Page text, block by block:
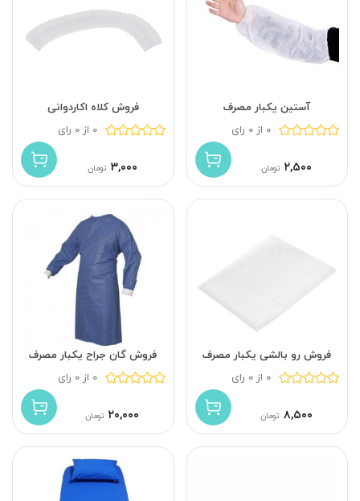
آستین یکبار مصرف
0 از 0 رای
۲,۵۰۰ تومان
فروش کلاه اکاردوانی
0 از 0 رای
۳,۰۰۰ تومان
فروش رو بالشی یکبار مصرف
0 از 0 رای
۸,۵۰۰ تومان
فروش گان جراح یکبار مصرف
0 از 0 رای
۲۰,۰۰۰ تومان